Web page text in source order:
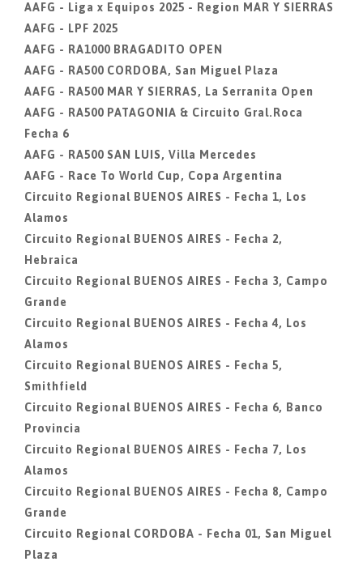
AAFG - Liga x Equipos 2025 - Region MAR Y SIERRAS
AAFG - LPF 2025
AAFG - RA1000 BRAGADITO OPEN
AAFG - RA500 CORDOBA, San Miguel Plaza
AAFG - RA500 MAR Y SIERRAS, La Serranita Open
AAFG - RA500 PATAGONIA & Circuito Gral.Roca
Fecha 6
AAFG - RA500 SAN LUIS, Villa Mercedes
AAFG - Race To World Cup, Copa Argentina
Circuito Regional BUENOS AIRES - Fecha 1, Los
Alamos
Circuito Regional BUENOS AIRES - Fecha 2,
Hebraica
Circuito Regional BUENOS AIRES - Fecha 3, Campo
Grande
Circuito Regional BUENOS AIRES - Fecha 4, Los
Alamos
Circuito Regional BUENOS AIRES - Fecha 5,
Smithfield
Circuito Regional BUENOS AIRES - Fecha 6, Banco
Provincia
Circuito Regional BUENOS AIRES - Fecha 7, Los
Alamos
Circuito Regional BUENOS AIRES - Fecha 8, Campo
Grande
Circuito Regional CORDOBA - Fecha 01, San Miguel
Plaza